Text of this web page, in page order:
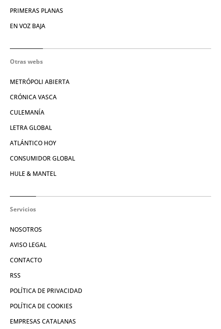
PRIMERAS PLANAS
EN VOZ BAJA
Otras webs
METRÓPOLI ABIERTA
CRÓNICA VASCA
CULEMANÍA
LETRA GLOBAL
ATLÁNTICO HOY
CONSUMIDOR GLOBAL
HULE & MANTEL
Servicios
NOSOTROS
AVISO LEGAL
CONTACTO
RSS
POLÍTICA DE PRIVACIDAD
POLÍTICA DE COOKIES
EMPRESAS CATALANAS